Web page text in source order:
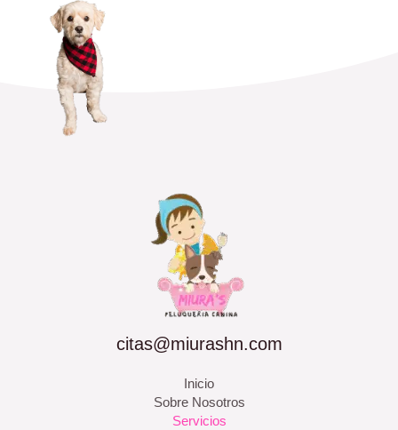
citas@miurashn.com
Inicio
Sobre Nosotros
Servicios